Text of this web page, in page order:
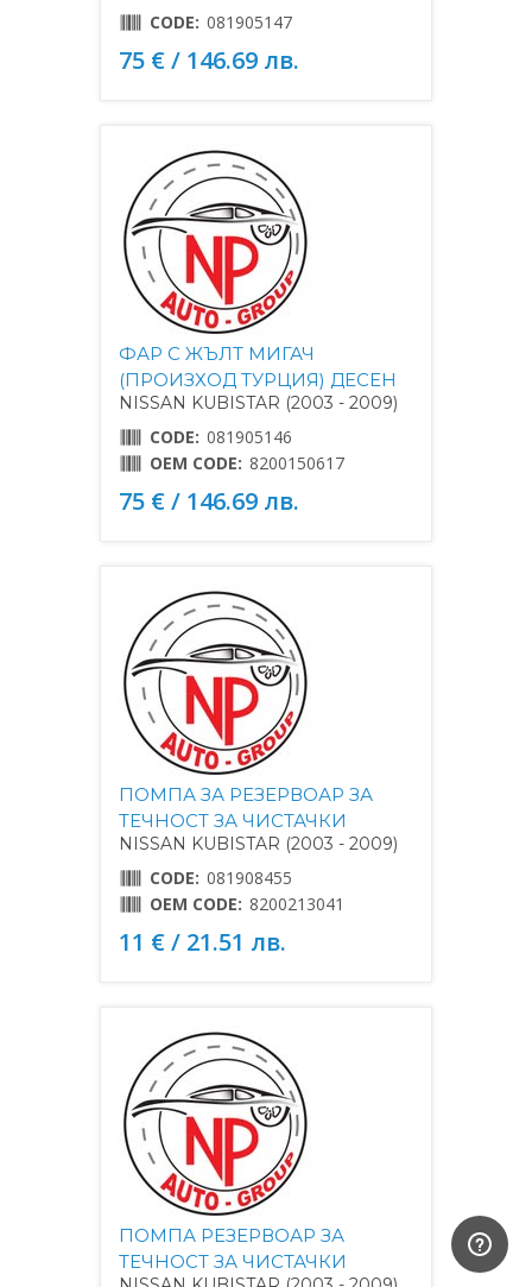
CODE: 081905147
75 € / 146.69 лв.
ФАР С ЖЪЛТ МИГАЧ
(ПРОИЗХОД ТУРЦИЯ) ДЕСЕН
NISSAN KUBISTAR (2003 - 2009)
CODE: 081905146
OEM CODE: 8200150617
75 € / 146.69 лв.
ПОМПА ЗА РЕЗЕРВОАР ЗА
ТЕЧНОСТ ЗА ЧИСТАЧКИ
NISSAN KUBISTAR (2003 - 2009)
CODE: 081908455
OEM CODE: 8200213041
11 € / 21.51 лв.
ПОМПА РЕЗЕРВОАР ЗА
ТЕЧНОСТ ЗА ЧИСТАЧКИ